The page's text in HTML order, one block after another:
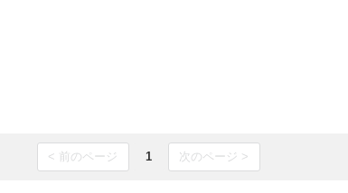
< 前のページ 1 次のページ >